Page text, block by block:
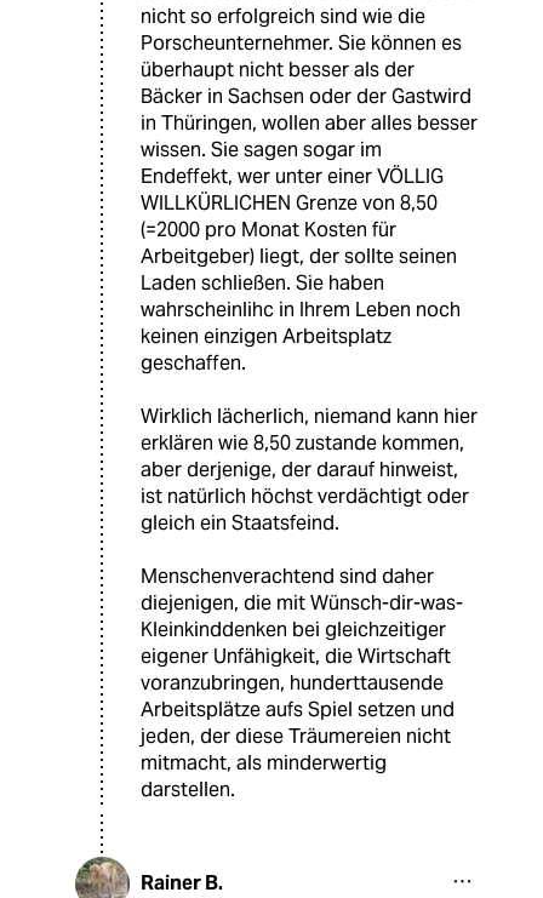
nicht so erfolgreich sind wie die
Porscheunternehmer. Sie können es
überhaupt nicht besser als der
Bäcker in Sachsen oder der Gastwird
in Thüringen, wollen aber alles besser
wissen. Sie sagen sogar im
Endeffekt, wer unter einer VÖLLIG
WILLKÜRLICHEN Grenze von 8,50
(=2000 pro Monat Kosten für
Arbeitgeber) liegt, der sollte seinen
Laden schließen. Sie haben
wahrscheinlihc in Ihrem Leben noch
keinen einzigen Arbeitsplatz
geschaffen.
Wirklich lächerlich, niemand kann hier
erklären wie 8,50 zustande kommen,
aber derjenige, der darauf hinweist,
ist natürlich höchst verdächtigt oder
gleich ein Staatsfeind.
Menschenverachtend sind daher
diejenigen, die mit Wünsch-dir-was-
Kleinkinddenken bei gleichzeitiger
eigener Unfähigkeit, die Wirtschaft
voranzubringen, hunderttausende
Arbeitsplätze aufs Spiel setzen und
jeden, der diese Träumereien nicht
mitmacht, als minderwertig
darstellen.
Rainer B.